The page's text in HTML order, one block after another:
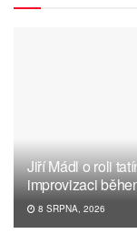
Jiří Mádl o roli
improvizaci
8 SRPNA, 2026